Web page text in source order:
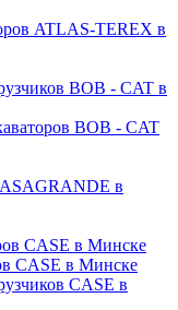
ATLAS-TEREX в
BOB - CAT в
BOB - CAT
в
CASE в Минске
CASE в Минске
CASE в